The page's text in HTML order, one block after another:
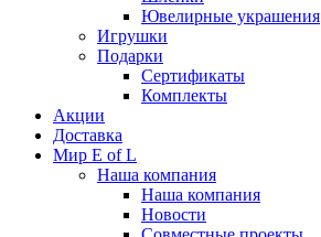
Ювелирные украшения
Игрушки
Подарки
Сертификаты
Комплекты
Акции
Доставка
Мир E of L
Наша компания
Наша компания
Новости